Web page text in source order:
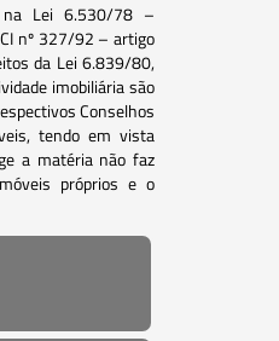
na Lei 6.530/78 –
nº 327/92 – artigo
da Lei 6.839/80,
imobiliária são
Conselhos
tendo em vista
a matéria não faz
próprios e o